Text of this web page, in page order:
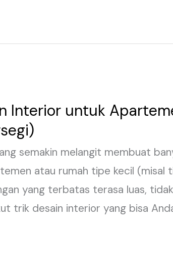
Interior untuk
semakin melangit membuat
atau rumah tipe kecil (misal
yang terbatas terasa luas,
trik desain interior yang bisa